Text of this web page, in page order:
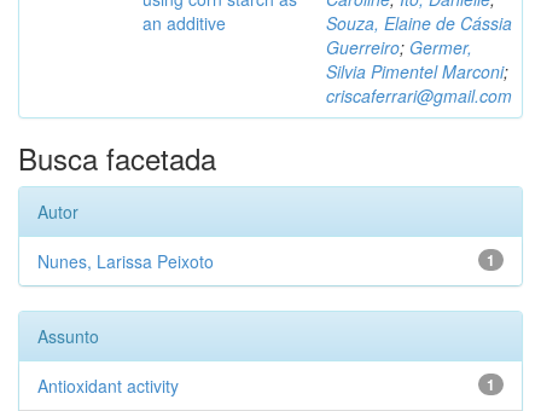
an additive
Souza, Elaine de Cássia
Guerreiro; Germer,
Silvia Pimentel Marconi;
criscaferrari@gmail.com
Busca facetada
Autor
1
Nunes, Larissa Peixoto
Assunto
1
Antioxidant activity